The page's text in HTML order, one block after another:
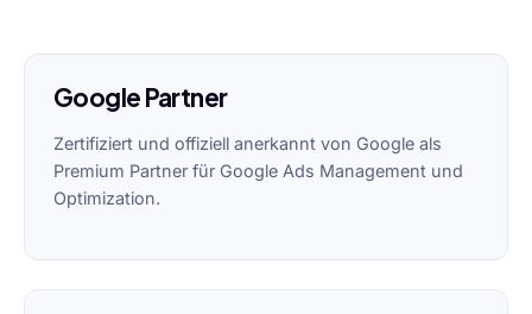
Google Partner
Zertifiziert und offiziell anerkannt von Google als
Premium Partner für Google Ads Management und
Optimization.